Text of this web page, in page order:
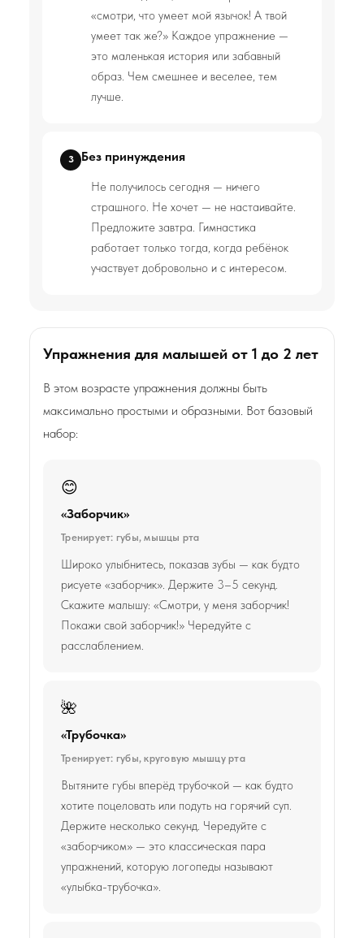
«смотри, что умеет мой язычок! А твой
умеет так же?» Каждое упражнение —
это маленькая история или забавный
образ. Чем смешнее и веселее, тем
лучше.
3 Без принуждения
Не получилось сегодня — ничего
страшного. Не хочет — не настаивайте.
Предложите завтра. Гимнастика
работает только тогда, когда ребёнок
участвует добровольно и с интересом.
Упражнения для малышей от 1 до 2 лет
В этом возрасте упражнения должны быть
максимально простыми и образными. Вот базовый
набор:
😊
«Заборчик»
Тренирует: губы, мышцы рта
Широко улыбнитесь, показав зубы — как будто
рисуете «заборчик». Держите 3–5 секунд.
Скажите малышу: «Смотри, у меня заборчик!
Покажи свой заборчик!» Чередуйте с
расслаблением.
🌺
«Трубочка»
Тренирует: губы, круговую мышцу рта
Вытяните губы вперёд трубочкой — как будто
хотите поцеловать или подуть на горячий суп.
Держите несколько секунд. Чередуйте с
«заборчиком» — это классическая пара
упражнений, которую логопеды называют
«улыбка-трубочка».